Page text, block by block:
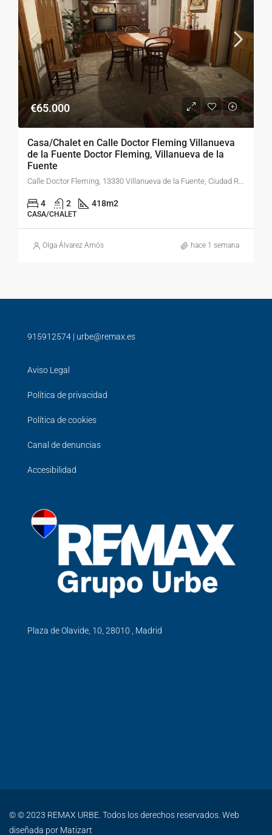
€65.000
Casa/Chalet en Calle Doctor Fleming Villanueva
de la Fuente Doctor Fleming, Villanueva de la
Fuente
Calle Doctor Fleming, 13330 Villanueva de la Fuente, Ciudad Real, España
4 2 418m2
CASA/CHALET
Olga Álvarez Amós hace 1 semana
915912574 | urbe@remax.es
Aviso Legal
Política de privacidad
Política de cookies
Canal de denuncias
Accesibilidad
Plaza de Olavide, 10, 28010 , Madrid
© © 2023 REMAX URBE. Todos los derechos reservados. Web
diseñada por Matizart